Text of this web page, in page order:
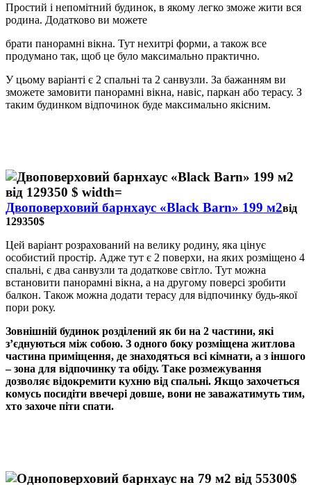
Простий і непомітний будинок, в якому легко зможе жити вся
родина. Додатково ви можете
брати панорамні вікна. Тут нехитрі форми, а також все
продумано так, щоб це було максимально практично.
У цьому варіанті є 2 спальні та 2 санвузли. За бажанням ви
зможете замовити панорамні вікна, навіс, паркан або терасу. З
таким будинком відпочинок буде максимально якісним.
Двоповерховий барнхаус «Black Barn» 199 м2від
129350$
Цей варіант розрахований на велику родину, яка цінує
особистий простір. Адже тут є 2 поверхи, на яких розміщено 4
спальні, є два санвузли та додаткове світло. Тут можна
встановити панорамні вікна, а на другому поверсі зробити
балкон. Також можна додати терасу для відпочинку будь-якої
пори року.
Зовнішній будинок розділений як би на 2 частини, які
з’єднуються між собою. З одного боку розміщена житлова
частина приміщення, де знаходяться всі кімнати, а з іншого
– зона для відпочинку та обіду. Таке розмежування
дозволяє відокремити кухню від спальні. Якщо захочеться
комусь посидіти ввечері довше, вони не заважатимуть тим,
хто захоче піти спати.